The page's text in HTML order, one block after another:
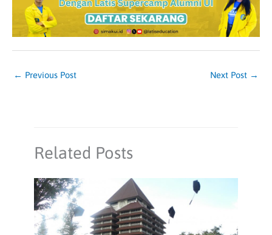
← Previous Post Next Post →
Related Posts